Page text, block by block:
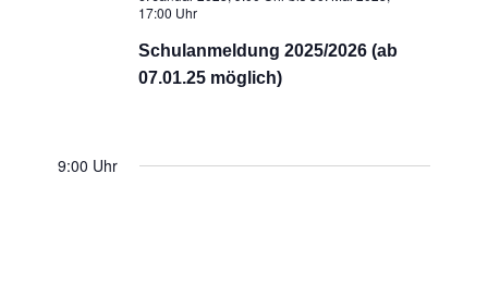
17:00 Uhr
Schulanmeldung 2025/2026 (ab
07.01.25 möglich)
9:00 Uhr